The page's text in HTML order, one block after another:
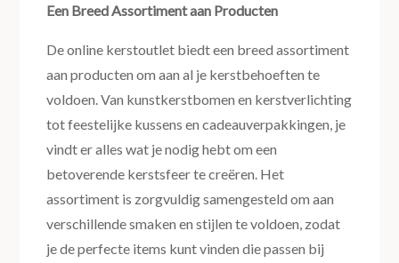
Een Breed Assortiment aan Producten
De online kerstoutlet biedt een breed assortiment
aan producten om aan al je kerstbehoeften te
voldoen. Van kunstkerstbomen en kerstverlichting
tot feestelijke kussens en cadeauverpakkingen, je
vindt er alles wat je nodig hebt om een
betoverende kerstsfeer te creëren. Het
assortiment is zorgvuldig samengesteld om aan
verschillende smaken en stijlen te voldoen, zodat
je de perfecte items kunt vinden die passen bij